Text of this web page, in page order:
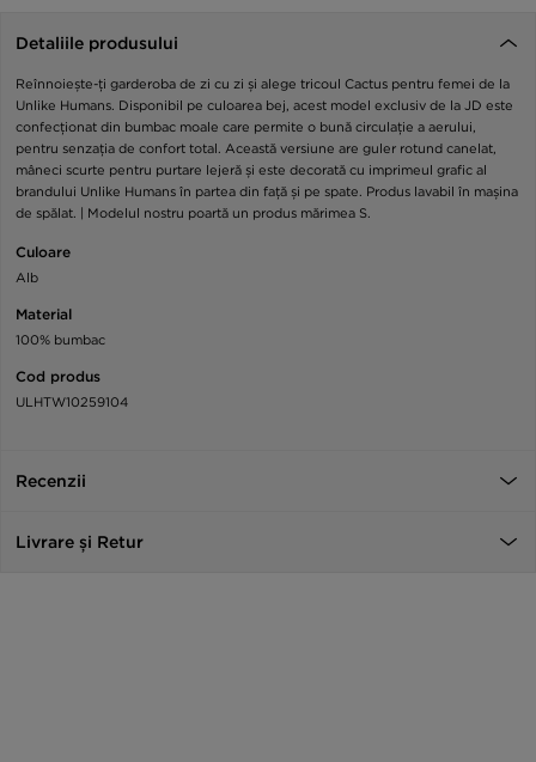
Detaliile produsului
Reînnoiește-ți garderoba de zi cu zi și alege tricoul Cactus pentru femei de la
Unlike Humans. Disponibil pe culoarea bej, acest model exclusiv de la JD este
confecționat din bumbac moale care permite o bună circulație a aerului,
pentru senzația de confort total. Această versiune are guler rotund canelat,
mâneci scurte pentru purtare lejeră și este decorată cu imprimeul grafic al
brandului Unlike Humans în partea din față și pe spate. Produs lavabil în mașina
de spălat. | Modelul nostru poartă un produs mărimea S.
Culoare
Alb
Material
100% bumbac
Cod produs
ULHTW10259104
Recenzii
Livrare și Retur